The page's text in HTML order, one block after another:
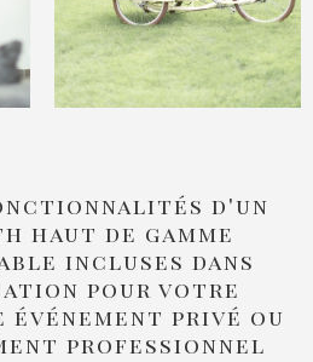
d'un
haut de gamme
incluses dans
pour votre
privé ou
professionnel